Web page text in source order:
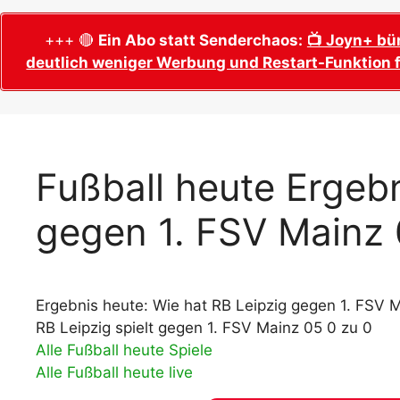
Wer wird Fußball-Weltmeister 2026?
Alle WM 2026 Trainer
Adidas Trionda: offizielle WM 2026
Spielball
Alle Nationalspieler der FIFA Fußball WM
WM 2026 Qualifikation in Europa: Tabelle
& Spielplan
WM 2026
Termine,
WM 2026
WM 2026
Spielort
Fußball WM
Ausfüllen &
+++ 🔴 Ein Abo statt Senderchaos: 📺 Joyn+
deutlich weniger Werbung und Restart-
Fußball heute
gegen 1. FSV
Ergebnis heute: Wie hat RB Leipzig gegen 1. FSV
RB Leipzig spielt gegen 1. FSV Mainz 05 0 zu 0
Alle Fußball heute Spiele
Alle Fußball heute live